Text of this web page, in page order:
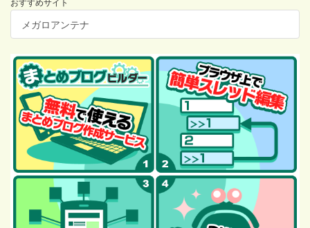
メガロアンテナ